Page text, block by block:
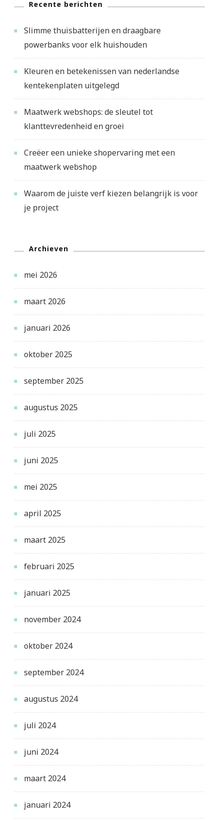
Recente berichten
Slimme thuisbatterijen en draagbare
powerbanks voor elk huishouden
Kleuren en betekenissen van nederlandse
kentekenplaten uitgelegd
Maatwerk webshops: de sleutel tot
klanttevredenheid en groei
Creëer een unieke shopervaring met een
maatwerk webshop
Waarom de juiste verf kiezen belangrijk is voor
je project
Archieven
mei 2026
maart 2026
januari 2026
oktober 2025
september 2025
augustus 2025
juli 2025
juni 2025
mei 2025
april 2025
maart 2025
februari 2025
januari 2025
november 2024
oktober 2024
september 2024
augustus 2024
juli 2024
juni 2024
maart 2024
januari 2024